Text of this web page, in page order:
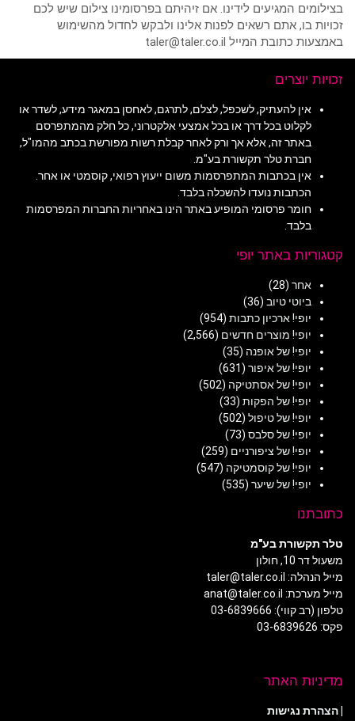
בצילומים המגיעים לידינו. אם זיהיתם בפרסומינו צילום שיש לכם
זכויות בו, אתם רשאים לפנות אלינו ולבקש לחדול מהשימוש
באמצעות כתובת המייל taler@taler.co.il
זכויות יוצרים
אין להעתיק, לשכפל, לצלם, לתרגם, לאחסן במאגר מידע, לשדר או
לקלוט בכל דרך או בכל אמצעי אלקטרוני, כל חלק מהמתפרסם
באתר זה, אלא אך ורק לאחר קבלת רשות מפורשת בכתב מהמו"ל,
חברת טלר תקשורת בע"מ.
אין בכתבות המתפרסמות משום ייעוץ רפואי, קוסמטי או אחר.
הכתבות נועדו להשכלה בלבד.
חומר פרסומי המופיע באתר הינו באחריות החברות המפרסמות
בלבד.
קטגוריות באתר יופי
אחר (28)
ביוטי טיוב (36)
יופי! ארכיון כתבות (954)
יופי! מוצרים חדשים (2,566)
יופי! של אופנה (35)
יופי! של איפור (631)
יופי! של אסתטיקה (502)
יופי! של הפקות (33)
יופי! של טיפול (502)
יופי! של סלבס (73)
יופי! של ציפורניים (259)
יופי! של קוסמטיקה (547)
יופי! של שיער (535)
כתובתנו
טלר תקשורת בע"מ
משעול דר 10, חולון
מייל הנהלה: taler@taler.co.il
מייל מערכת: anat@taler.co.il
טלפון (רב קווי): 03-6839666
פקס: 03-6839626
מדיניות האתר
הצהרת נגישות